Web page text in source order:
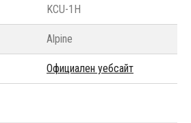
KCU-1H
Alpine
Официален уебсайт